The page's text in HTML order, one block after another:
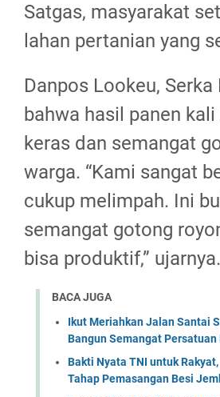
Satgas, masyarakat
lahan pertanian yang
Danpos Lookeu,
bahwa hasil panen
keras dan semangat
warga. “Kami sangat
cukup melimpah. Ini
semangat gotong
bisa produktif,” ujarnya.
BACA JUGA
Ikut Meriahkan Jalan Santai
Bangun Semangat
Bakti Nyata TNI untuk
Tahap Pemasangan Besi